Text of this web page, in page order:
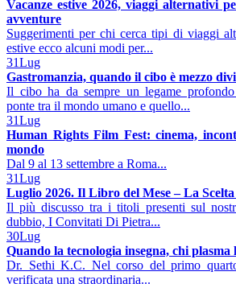
Vacanze estive 2026, viaggi alternativi
avventure
Suggerimenti per chi cerca tipi di viaggi
estive ecco alcuni modi per...
31Lug
Gastromanzia, quando il cibo è mezzo
Il cibo ha da sempre un legame
ponte tra il mondo umano e quello...
31Lug
Human Rights Film Fest: cinema,
mondo
Dal 9 al 13 settembre a Roma...
31Lug
Luglio 2026. Il Libro del Mese – La
Il più discusso tra i titoli presenti sul
dubbio, I Convitati Di Pietra...
30Lug
Quando la tecnologia insegna, chi plasma
Dr. Sethi K.C. Nel corso del primo
verificata una straordinaria...